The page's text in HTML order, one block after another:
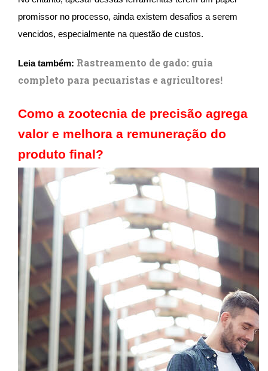
promissor no processo, ainda existem desafios a serem
vencidos, especialmente na questão de custos.
Leia também: Rastreamento de gado: guia
completo para pecuaristas e agricultores!
Como a zootecnia de precisão agrega
valor e melhora a remuneração do
produto final?